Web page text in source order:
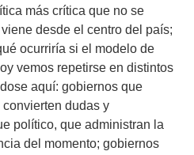
más crítica que no se
desde el centro del país;
ocurriría si el modelo de
vemos repetirse en distintos
aquí: gobiernos que
dudas y
político, que administran la
del momento; gobiernos